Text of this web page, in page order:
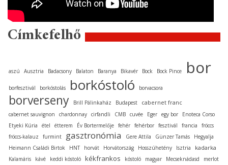
Címkefelhő
aszú Ausztria Badacsony Balaton Baranya Bikavér Bock Bock Pince bor
borfesztivál borkóstolás borkóstoló borvacsora
borverseny Brill Pálinkaház Budapest cabernet franc
cabernet sauvignon chardonnay cirfandli CMB cuvée Eger egy bor
Enoteca Corso
Etyeki Kúria
étel étterem Év Bortermelője fehér fehérbor fesztivál francia
fröccs
fröccs-kalauz
furmint gasztronómia Gere Attila Günzer Tamás
Hegyalja
Heimann Családi Birtok
HNT horvát Horvátország Hosszúhetény Isztria kadarka
Kalamáris kávé keddi kóstoló kékfrankos kóstoló magyar Mecseknádasd
merlot